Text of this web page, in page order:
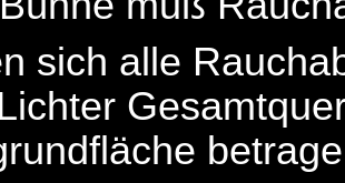
sich alle